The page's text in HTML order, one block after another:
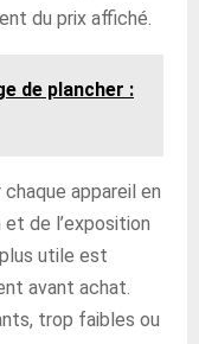
du prix affiché.
de plancher :
appareil en
de l’exposition
utile est
avant achat.
trop faibles ou